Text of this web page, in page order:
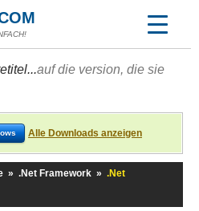
auf die version, die sie
Alle Downloads anzeigen
» .Net Framework » .Net